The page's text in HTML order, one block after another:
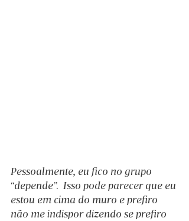
Pessoalmente, eu fico no grupo
“depende”.  Isso pode parecer que eu
estou em cima do muro e prefiro
não me indispor dizendo se prefiro